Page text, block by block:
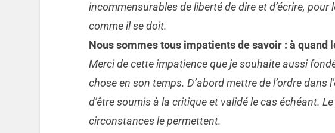
incommensurables de liberté de dire et d’écrire, pour
comme il se doit.
Nous sommes tous impatients de savoir : à quand
Merci de cette impatience que je souhaite aussi
chose en son temps. D’abord mettre de l’ordre dans
d’être soumis à la critique et validé le cas échéant.
circonstances le permettent.